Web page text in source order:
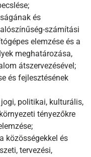
és
számítási
elemzése és a
meghatározása,
átszervezésével;
és fejlesztésének
politikai, kulturális,
tényezőkre
közösségekkel és
tervezési,